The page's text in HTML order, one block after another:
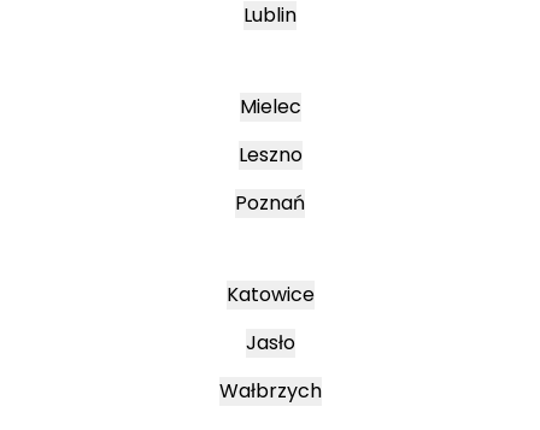
Lublin
Mielec
Leszno
Poznań
Katowice
Jasło
Wałbrzych